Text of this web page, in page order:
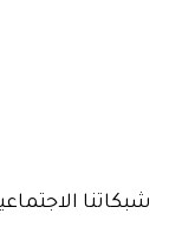
شبكاتنا